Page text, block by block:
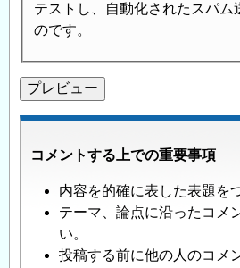
テストし、自動化されたスパム
のです。
コメントする上での重要事項
内容を的確に表した表題を
テーマ、論点に沿ったコメ
い。
投稿する前に他の人のコメ